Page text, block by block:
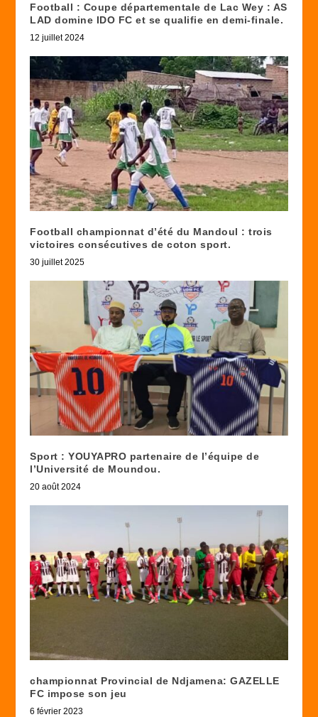
Football : Coupe départementale de Lac Wey : AS
LAD domine IDO FC et se qualifie en demi-finale.
12 juillet 2024
Football championnat d’été du Mandoul : trois
victoires consécutives de coton sport.
30 juillet 2025
Sport : YOUYAPRO partenaire de l’équipe de
l’Université de Moundou.
20 août 2024
championnat Provincial de Ndjamena: GAZELLE
FC impose son jeu
6 février 2023